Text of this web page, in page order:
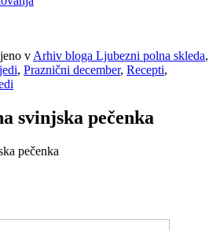
v Arhiv bloga Ljubezni polna skleda,
, Praznični december, Recepti,
svinjska pečenka